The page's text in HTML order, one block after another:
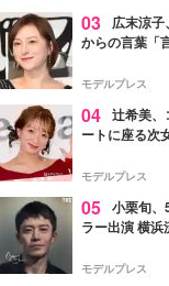
03
広末涼
からの言葉「
モデルプレス
04 辻希美、
ートに座る次
ぎ」「成長を
モデルプレス
05 小栗旬、
ラー出演 横浜
モデルプレス